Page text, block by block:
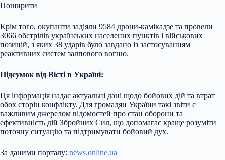
Поширити
Крім того, окупанти задіяли 9584 дрони-камікадзе та провели
3066 обстрілів українських населених пунктів і військових
позицій, з яких 38 ударів було завдано із застосуванням
реактивних систем залпового вогню.
Підсумок від Вісті в Україні:
Ця інформація надає актуальні дані щодо бойових дій та втрат
обох сторін конфлікту. Для громадян України такі звіти є
важливим джерелом відомостей про стан оборони та
ефективність дій Збройних Сил, що допомагає краще розуміти
поточну ситуацію та підтримувати бойовий дух.
За даними порталу: news.online.ua